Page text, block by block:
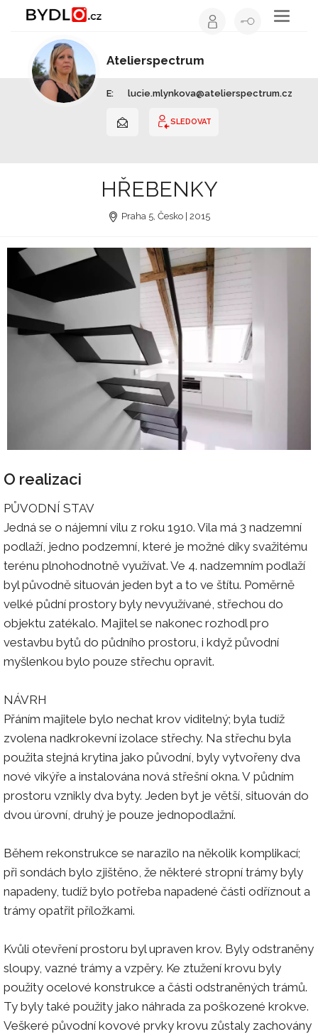
Toggle
Atelierspectrum
E: lucie.mlynkova@atelierspectrum.cz
SLEDOVAT
HŘEBENKY
Praha 5, Česko | 2015
O realizaci
PŮVODNÍ STAV
Jedná se o nájemní vilu z roku 1910. Vila má 3 nadzemní
podlaží, jedno podzemní, které je možné díky svažitému
terénu plnohodnotně využívat. Ve 4. nadzemním podlaží
byl původně situován jeden byt a to ve štítu. Poměrně
velké půdní prostory byly nevyužívané, střechou do
objektu zatékalo. Majitel se nakonec rozhodl pro
vestavbu bytů do půdního prostoru, i když původní
myšlenkou bylo pouze střechu opravit.
NÁVRH
Přáním majitele bylo nechat krov viditelný; byla tudíž
zvolena nadkrokevní izolace střechy. Na střechu byla
použita stejná krytina jako původní, byly vytvořeny dva
nové vikýře a instalována nová střešní okna. V půdním
prostoru vznikly dva byty. Jeden byt je větší, situován do
dvou úrovní, druhý je pouze jednopodlažní.
Během rekonstrukce se narazilo na několik komplikací;
při sondách bylo zjištěno, že některé stropní trámy byly
napadeny, tudíž bylo potřeba napadené části odříznout a
trámy opatřit příložkami.
Kvůli otevření prostoru byl upraven krov. Byly odstraněny
sloupy, vazné trámy a vzpěry. Ke ztužení krovu byly
použity ocelové konstrukce a části odstraněných trámů.
Ty byly také použity jako náhrada za poškozené krokve.
Veškeré původní kovové prvky krovu zůstaly zachovány